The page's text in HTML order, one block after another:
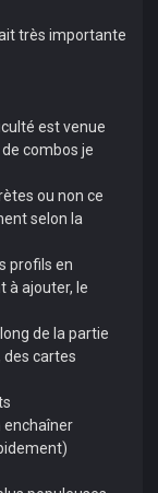
très importante
est venue
combos je
ou non ce
selon la
profils en
à ajouter, le
de la partie
des cartes
enchaîner